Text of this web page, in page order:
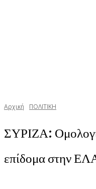
Αρχική ΠΟΛΙΤΙΚΗ
ΣΥΡΙΖΑ:
επίδομα στην